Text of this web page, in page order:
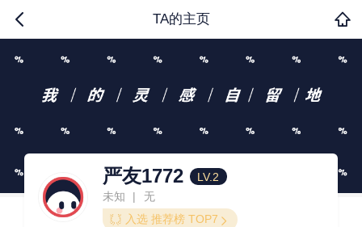
TA的主页
严友1772
LV.2
未知
|
无
入选 推荐榜 TOP7